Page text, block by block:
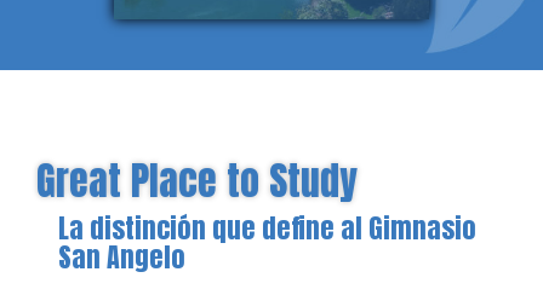
Great Place to Study
La distinción que define al Gimnasio
San Angelo